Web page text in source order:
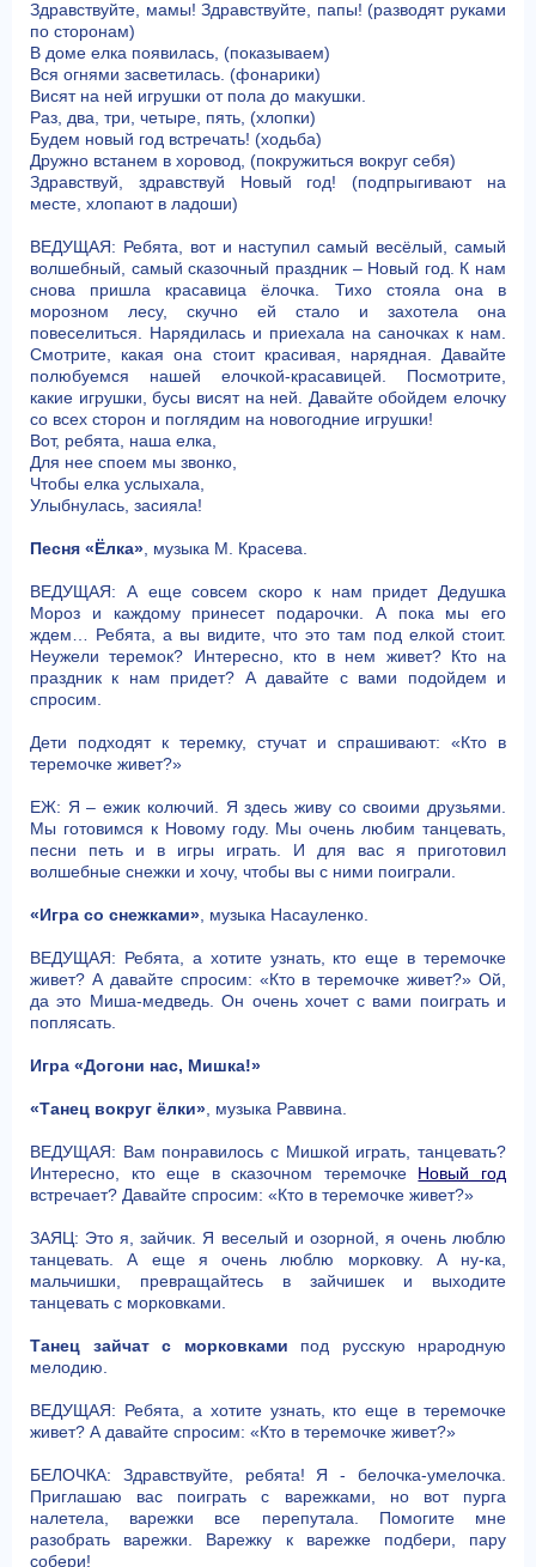
Здравствуйте, мамы! Здравствуйте, папы! (разводят руками
по сторонам)
В доме елка появилась, (показываем)
Вся огнями засветилась. (фонарики)
Висят на ней игрушки от пола до макушки.
Раз, два, три, четыре, пять, (хлопки)
Будем новый год встречать! (ходьба)
Дружно встанем в хоровод, (покружиться вокруг себя)
Здравствуй, здравствуй Новый год! (подпрыгивают на
месте, хлопают в ладоши)
ВЕДУЩАЯ: Ребята, вот и наступил самый весёлый, самый
волшебный, самый сказочный праздник – Новый год. К нам
снова пришла красавица ёлочка. Тихо стояла она в
морозном лесу, скучно ей стало и захотела она
повеселиться. Нарядилась и приехала на саночках к нам.
Смотрите, какая она стоит красивая, нарядная. Давайте
полюбуемся нашей елочкой-красавицей. Посмотрите,
какие игрушки, бусы висят на ней. Давайте обойдем елочку
со всех сторон и поглядим на новогодние игрушки!
Вот, ребята, наша елка,
Для нее споем мы звонко,
Чтобы елка услыхала,
Улыбнулась, засияла!
Песня «Ёлка» , музыка М. Красева.
ВЕДУЩАЯ: А еще совсем скоро к нам придет Дедушка
Мороз и каждому принесет подарочки. А пока мы его
ждем… Ребята, а вы видите, что это там под елкой стоит.
Неужели теремок? Интересно, кто в нем живет? Кто на
праздник к нам придет? А давайте с вами подойдем и
спросим.
Дети подходят к теремку, стучат и спрашивают: «Кто в
теремочке живет?»
ЕЖ: Я – ежик колючий. Я здесь живу со своими друзьями.
Мы готовимся к Новому году. Мы очень любим танцевать,
песни петь и в игры играть. И для вас я приготовил
волшебные снежки и хочу, чтобы вы с ними поиграли.
«Игра со снежками» , музыка Насауленко.
ВЕДУЩАЯ: Ребята, а хотите узнать, кто еще в теремочке
живет? А давайте спросим: «Кто в теремочке живет?» Ой,
да это Миша-медведь. Он очень хочет с вами поиграть и
поплясать.
Игра «Догони нас, Мишка!»
«Танец вокруг ёлки» , музыка Раввина.
ВЕДУЩАЯ: Вам понравилось с Мишкой играть, танцевать?
Интересно, кто еще в сказочном теремочке Новый год
встречает? Давайте спросим: «Кто в теремочке живет?»
ЗАЯЦ: Это я, зайчик. Я веселый и озорной, я очень люблю
танцевать. А еще я очень люблю морковку. А ну-ка,
мальчишки, превращайтесь в зайчишек и выходите
танцевать с морковками.
Танец зайчат с морковками под русскую нрародную
мелодию.
ВЕДУЩАЯ: Ребята, а хотите узнать, кто еще в теремочке
живет? А давайте спросим: «Кто в теремочке живет?»
БЕЛОЧКА: Здравствуйте, ребята! Я - белочка-умелочка.
Приглашаю вас поиграть с варежками, но вот пурга
налетела, варежки все перепутала. Помогите мне
разобрать варежки. Варежку к варежке подбери, пару
собери!